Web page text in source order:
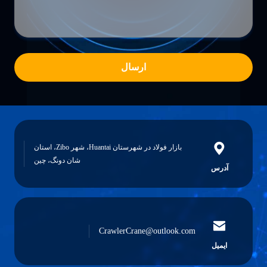
ارسال
آدرس
بازار فولاد در شهرستان Huantai، شهر Zibo، استان
شان دونگ، چین
ایمیل
CrawlerCrane@outlook.com